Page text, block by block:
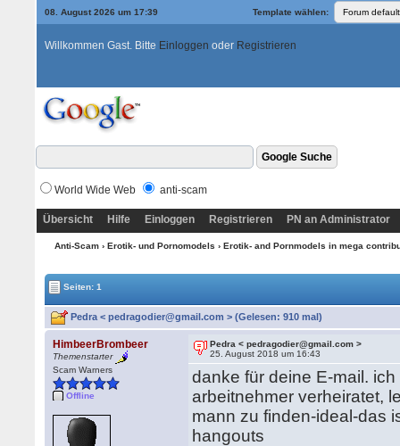
08. August 2026 um 17:39 Template wählen:
Willkommen Gast. Bitte Einloggen oder Registrieren
World Wide Web anti-scam
Übersicht Hilfe Einloggen Registrieren PN an Administrator
Anti-Scam› Erotik- und Pornomodels › Erotik- and Pornmodels in mega
Seiten: 1
Pedra < pedragodier@gmail.com > (Gelesen: 910 mal)
HimbeerBrombeer
Themenstarter
Scam Warners
Offline
Pedra < pedragodier@gmail.com >
25. August 2018 um 16:43
danke für deine E-mail.
arbeitnehmer verheiratet,
mann zu finden-ideal-das
hangouts